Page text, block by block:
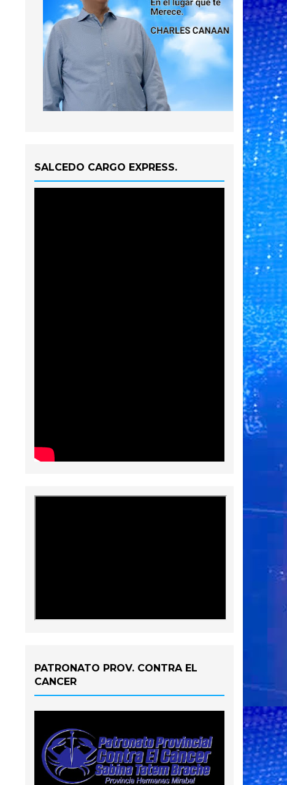
SALCEDO CARGO EXPRESS.
PATRONATO PROV. CONTRA EL
CANCER